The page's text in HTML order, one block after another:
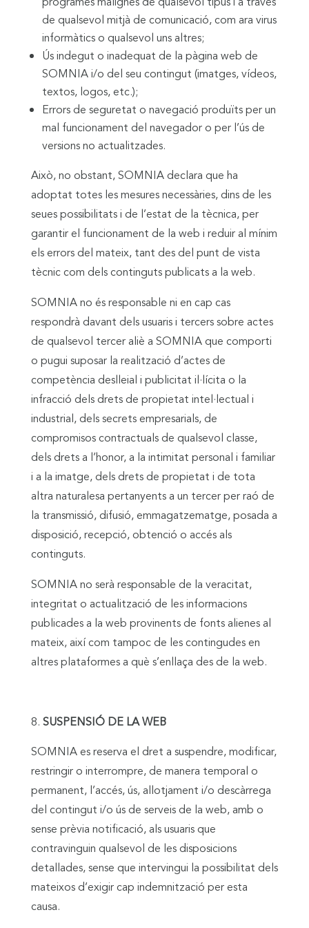
de qualsevol mitjà de comunicació, com ara virus
informàtics o qualsevol uns altres;
Ús indegut o inadequat de la pàgina web de
SOMNIA i/o del seu contingut (imatges, vídeos,
textos, logos, etc.);
Errors de seguretat o navegació produïts per un
mal funcionament del navegador o per l’ús de
versions no actualitzades.
Això, no obstant, SOMNIA declara que ha
adoptat totes les mesures necessàries, dins de les
seues possibilitats i de l’estat de la tècnica, per
garantir el funcionament de la web i reduir al mínim
els errors del mateix, tant des del punt de vista
tècnic com dels continguts publicats a la web.
SOMNIA no és responsable ni en cap cas
respondrà davant dels usuaris i tercers sobre actes
de qualsevol tercer aliè a SOMNIA que comporti
o pugui suposar la realització d’actes de
competència deslleial i publicitat il·lícita o la
infracció dels drets de propietat intel·lectual i
industrial, dels secrets empresarials, de
compromisos contractuals de qualsevol classe,
dels drets a l’honor, a la intimitat personal i familiar
i a la imatge, dels drets de propietat i de tota
altra naturalesa pertanyents a un tercer per raó de
la transmissió, difusió, emmagatzematge, posada a
disposició, recepció, obtenció o accés als
continguts.
SOMNIA no serà responsable de la veracitat,
integritat o actualització de les informacions
publicades a la web provinents de fonts alienes al
mateix, així com tampoc de les contingudes en
altres plataformes a què s’enllaça des de la web.
SUSPENSIÓ DE LA WEB
SOMNIA es reserva el dret a suspendre, modificar,
restringir o interrompre, de manera temporal o
permanent, l’accés, ús, allotjament i/o descàrrega
del contingut i/o ús de serveis de la web, amb o
sense prèvia notificació, als usuaris que
contravinguin qualsevol de les disposicions
detallades, sense que intervingui la possibilitat dels
mateixos d’exigir cap indemnització per esta
causa.